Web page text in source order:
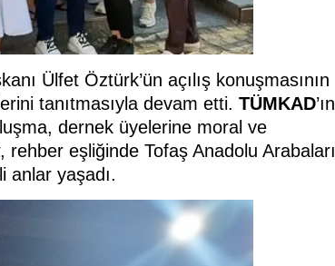
Ülfet Öztürk’ün açılış konuşmasının
tanıtmasıyla devam etti. TÜMKAD’ın
dernek üyelerine moral ve
rehber eşliğinde Tofaş Anadolu Arabaları
anlar yaşadı.